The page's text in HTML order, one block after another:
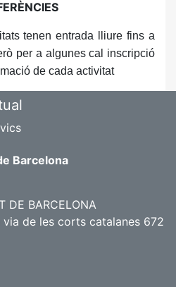
tenen entrada lliure fins a
per a algunes cal inscripció
de cada activitat
Barcelona
DE BARCELONA
de les corts catalanes 672